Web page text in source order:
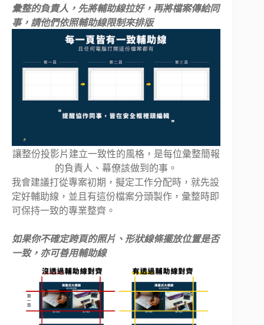
彙整的負責人，先將輔助線拉好，再將檔案傳給同
事，請他們依照輔助線限制來排版
讓整份投影片建立一致性的風格，是每位彙整簡報
的負責人、幕僚該做到的事。
我會建議打從專案初期，擬定工作分配時，就先設
定好輔助線，並且有這份檔案分頭製作，彙整時即
可保持一致的專業整齊。
如果你不確定跨頁的照片、形狀線條擺放位置是否
一致，亦可善用輔助線